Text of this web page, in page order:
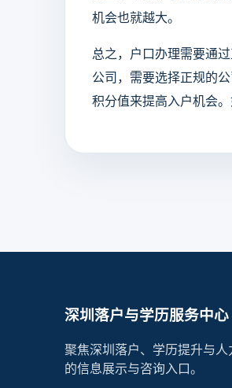
机会也就越大。
总之，户口办理需要通
公司，需要选择正规的
积分值来提高入户机会
深圳落户与学历服务中心
聚焦深圳落户、学历提升与
的信息展示与咨询入口。